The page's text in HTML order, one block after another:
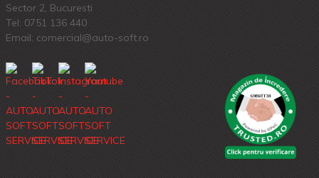
Sector 2, Bucuresti
Tel: 0751 136 440
Email: comercial@auto-soft.ro